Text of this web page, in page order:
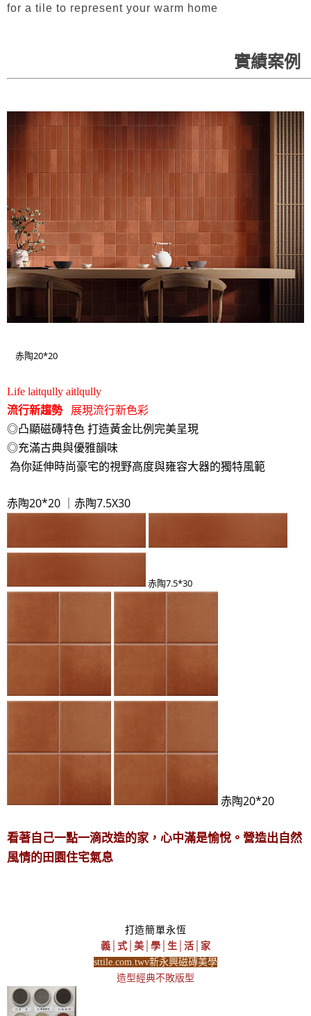
for a tile to represent your warm home
實績案例
赤陶20*20
Life laitqully aitlqully
流行新趨勢展現流行新色彩
◎凸顯磁磚特色 打造黃金比例完美呈現
◎充滿古典與優雅韻味
為你延伸時尚豪宅的視野高度與雍容大器的獨特風範
赤陶20*20 ｜ 赤陶7.5X30
赤陶7.5*30
赤陶20*20
看著自己一點一滴改造的家，心中滿是愉悅。營造出自然
風情的田園住宅氣息
打造簡單永恆
義│式│美│學│生│活│家
sttile.com.twv新永興磁磚美學
造型經典不敗版型